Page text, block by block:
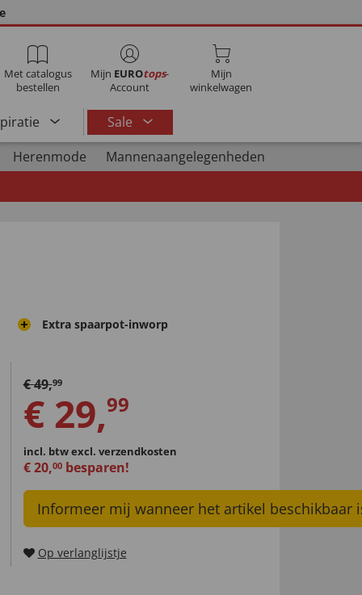
Met catalogus
bestellen
Mijn EUROtops-
Account
Mijn
winkelwagen
Sale
Herenmode
Mannenaangelegenheden
Extra spaarpot-inworp
€49,99
€ 29,99
incl. btwexcl. verzendkosten
€20,00besparen!
Informeer mij wanneer het artikel beschikbaar
Op verlanglijstje